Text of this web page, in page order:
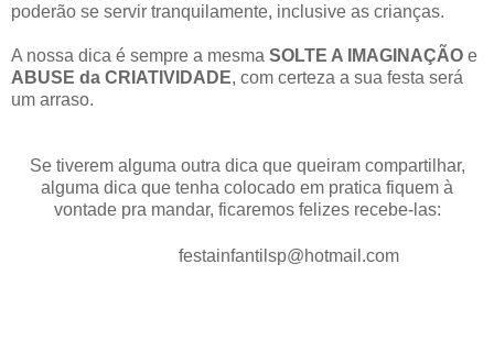
poderão se servir tranquilamente, inclusive as crianças.
A nossa dica é sempre a mesma SOLTE A IMAGINAÇÃO e
ABUSE da CRIATIVIDADE, com certeza a sua festa será
um arraso.
Se tiverem alguma outra dica que queiram compartilhar,
alguma dica que tenha colocado em pratica fiquem à
vontade pra mandar, ficaremos felizes recebe-las:
festainfantilsp@hotmail.com